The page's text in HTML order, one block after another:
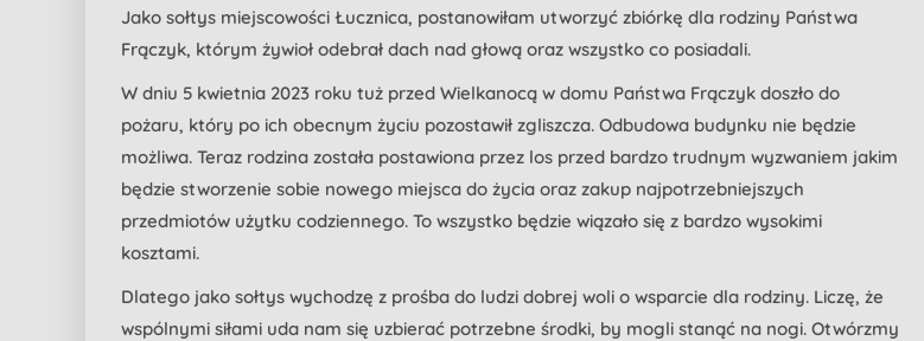
Jako sołtys miejscowości Łucznica, postanowiłam utworzyć zbiórkę dla rodziny Państwa
Frączyk, którym żywioł odebrał dach nad głową oraz wszystko co posiadali.
W dniu 5 kwietnia 2023 roku tuż przed Wielkanocą w domu Państwa Frączyk doszło do
pożaru, który po ich obecnym życiu pozostawił zgliszcza. Odbudowa budynku nie będzie
możliwa. Teraz rodzina została postawiona przez los przed bardzo trudnym wyzwaniem jakim
będzie stworzenie sobie nowego miejsca do życia oraz zakup najpotrzebniejszych
przedmiotów użytku codziennego. To wszystko będzie wiązało się z bardzo wysokimi
kosztami.
Dlatego jako sołtys wychodzę z prośba do ludzi dobrej woli o wsparcie dla rodziny. Liczę, że
wspólnymi siłami uda nam się uzbierać potrzebne środki, by mogli stanąć na nogi. Otwórzmy